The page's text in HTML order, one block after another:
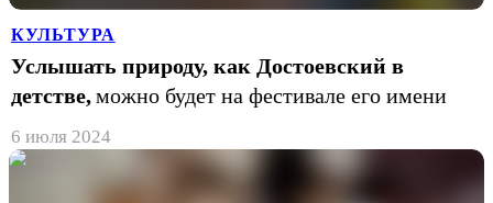
КУЛЬТУРА
Услышать природу, как Достоевский в
детстве,можно будет на фестивале его имени
6 июля 2024